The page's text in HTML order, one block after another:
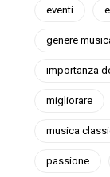
eventi
genere
importanza
migliorare
musica
passione